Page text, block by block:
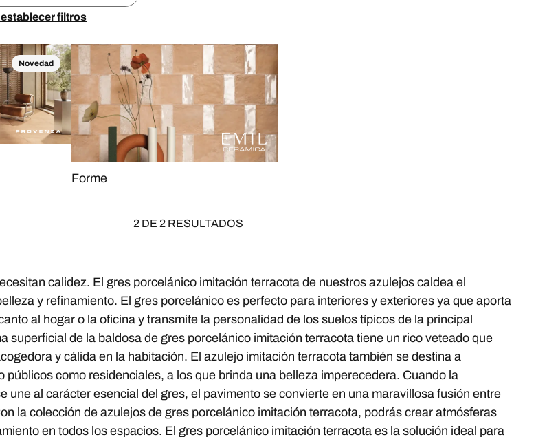
filtros
Novedad
Forme
2 DE 2 RESULTADOS
calidez. El gres porcelánico imitación terracota de nuestros azulejos caldea el
y refinamiento. El gres porcelánico es perfecto para interiores y exteriores ya que aporta
al hogar o la oficina y transmite la personalidad de los suelos típicos de la principal
superficial de la baldosa de gres porcelánico imitación terracota tiene un rico veteado que
y cálida en la habitación. El azulejo imitación terracota también se destina a
públicos como residenciales, a los que brinda una belleza imperecedera. Cuando la
une al carácter esencial del gres, el pavimento se convierte en una maravillosa fusión entre
la colección de azulejos de gres porcelánico imitación terracota, podrás crear atmósferas
en todos los espacios. El gres porcelánico imitación terracota es la solución ideal para